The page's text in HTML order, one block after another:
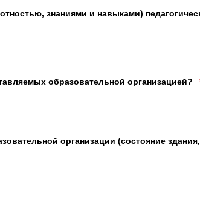
знаниями и навыками)
образовательной организацией?
организации (состояние